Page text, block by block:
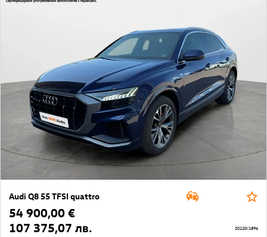
Audi Q8 55 TFSI quattro
54 900,00 €
107 375,07 лв.
20120/1896